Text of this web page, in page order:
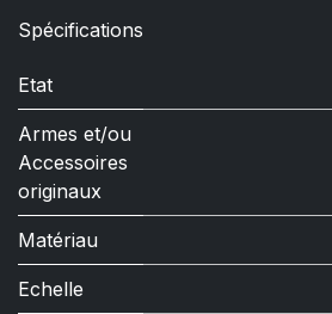
Spécifications
Etat
Armes et/ou
Accessoires
originaux
Matériau
Echelle